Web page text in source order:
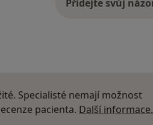
Přidejte svůj
Specialisté nemají možnost
pacienta. Další informace.